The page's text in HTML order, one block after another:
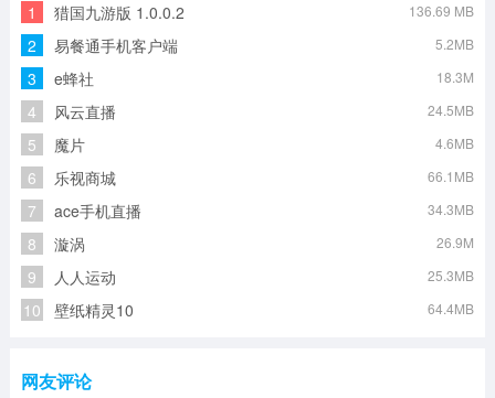
1 猎国九游版 1.0.0.2 136.69 MB
2 易餐通手机客户端 5.2MB
3 e蜂社 18.3M
4 风云直播 24.5MB
5 魔片 4.6MB
6 乐视商城 66.1MB
7 ace手机直播 34.3MB
8 漩涡 26.9M
9 人人运动 25.3MB
10 壁纸精灵10 64.4MB
网友评论